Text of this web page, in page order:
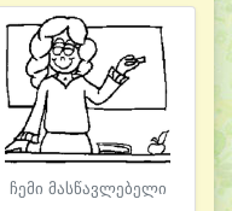
ჩემი მასწავლებელი